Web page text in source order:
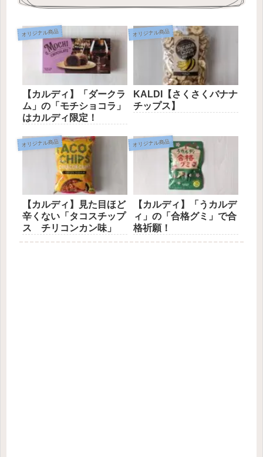
オリジナル商品
【カルディ】「ダークラ
ム」の「モチショコラ」
はカルディ限定！
オリジナル商品
KALDI【さくさくバナナ
チップス】
オリジナル商品
【カルディ】見た目ほど
辛くない「タコスチップ
ス チリコンカン味」
オリジナル商品
【カルディ】「うカルデ
ィ」の「合格グミ」で合
格祈願！